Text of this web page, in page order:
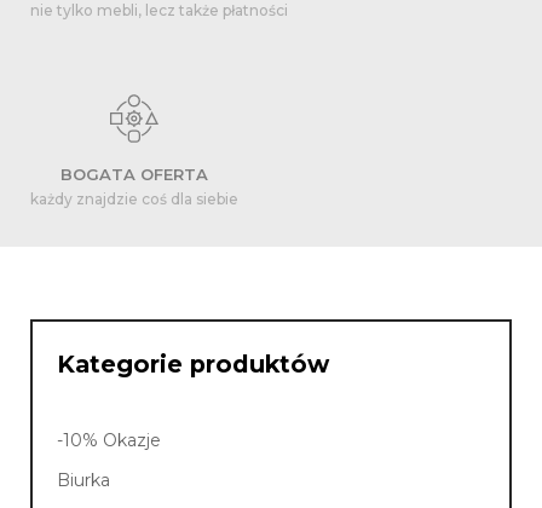
nie tylko mebli, lecz także płatności
BOGATA OFERTA
każdy znajdzie coś dla siebie
Kategorie produktów
-10% Okazje
Biurka